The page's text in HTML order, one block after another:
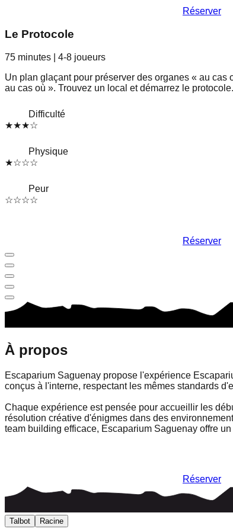
Réserver
Le Protocole
75 minutes 4-8 joueurs
Un plan glaçant pour préserver des organes « au
au cas où ». Trouvez un local et démarrez le
Difficulté
★★★☆
Physique
★☆☆☆
Peur
☆☆☆☆
Réserver
À propos
Escaparium Saguenay propose l'expérience
conçus à l'interne, respectant les mêmes standards
Chaque expérience est pensée pour accueillir les
résolution créative d'énigmes dans des
team building efficace, Escaparium Saguenay offre
Réserver
Talbot Racine